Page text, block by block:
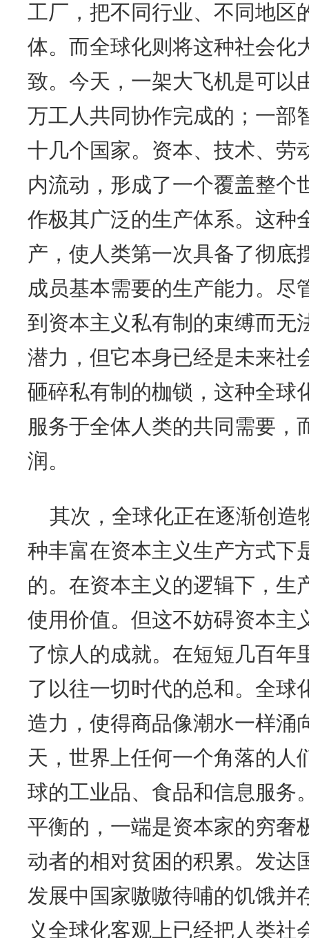
工厂，把不同行业、不同地区
体。而全球化则将这种社会化
致。今天，一架大飞机是可以
万工人共同协作完成的；一部
十几个国家。资本、技术、劳
内流动，形成了一个覆盖整个
作极其广泛的生产体系。这种
产，使人类第一次具备了彻底
成员基本需要的生产能力。尽
到资本主义私有制的束缚而无
潜力，但它本身已经是未来社
砸碎私有制的枷锁，这种全球
服务于全体人类的共同需要，
润。
其次，全球化正在逐渐创造
种丰富在资本主义生产方式下
的。在资本主义的逻辑下，生
使用价值。但这不妨碍资本主
了惊人的成就。在短短几百年
了以往一切时代的总和。全球
造力，使得商品像潮水一样涌
天，世界上任何一个角落的人
球的工业品、食品和信息服务
平衡的，一端是资本家的穷奢
动者的相对贫困的积累。发达
发展中国家嗷嗷待哺的饥饿并
义全球化客观上已经把人类社